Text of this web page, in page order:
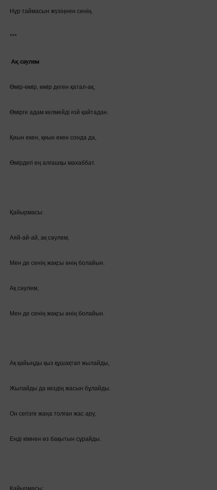
Нұр таймасын жүзіңнен сенің.
***
Ақ сәулем
Өмір-өмір, өмір деген қатал-ақ,
Өмірге адам келмейді ғой қайтадан.
Қиын екен, қиын екен сонда да,
Өмірдегі ең алғашқы махаббат.
Қайырмасы:
Аяй-ай-ай, ақ сәулем,
Мен де сенің жақсы әнің болайын.
Ақ сәулем,
Мен де сенің жақсы әнің болайын.
Ақ қайыңды қыз құшақтап жылайды,
Жылайды да көздің жасын бұлайды.
Он сегізге жаңа толған жас ару,
Енді кімнен өз бақытын сұрайды.
Қайырмасы: